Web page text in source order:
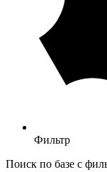
Фильтр
Поиск по базе с